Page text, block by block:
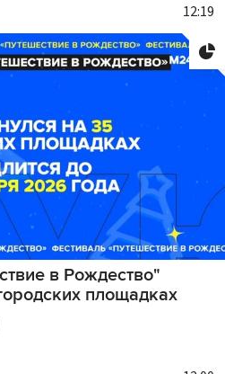
в Рождество"
площадках
12:19